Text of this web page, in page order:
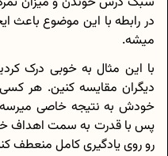
در رابطه با این موضوع باعث
میشه.
با این مثال به خوبی درک
دیگران مقایسه کنین. هر کسی
خودش به نتیجه خاصی میرسه
پس با قدرت به سمت اهداف
رو روی یادگیری کامل منعطف